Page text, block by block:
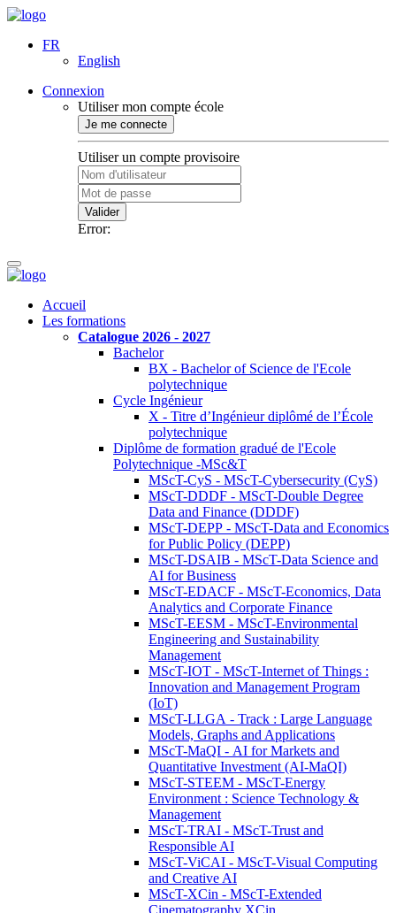
FR
English
Connexion
Utiliser mon compte école
Je me connecte
Utiliser un compte provisoire
Valider
Error:
Accueil
Les formations
Catalogue 2026 - 2027
Bachelor
BX - Bachelor of Science de l'Ecole
polytechnique
Cycle Ingénieur
X - Titre d’Ingénieur diplômé de l’École
polytechnique
Diplôme de formation gradué de l'Ecole
Polytechnique -MSc&T
MScT-CyS - MScT-Cybersecurity (CyS)
MScT-DDDF - MScT-Double Degree
Data and Finance (DDDF)
MScT-DEPP - MScT-Data and Economics
for Public Policy (DEPP)
MScT-DSAIB - MScT-Data Science and
AI for Business
MScT-EDACF - MScT-Economics, Data
Analytics and Corporate Finance
MScT-EESM - MScT-Environmental
Engineering and Sustainability
Management
MScT-IOT - MScT-Internet of Things :
Innovation and Management Program
(IoT)
MScT-LLGA - Track : Large Language
Models, Graphs and Applications
MScT-MaQI - AI for Markets and
Quantitative Investment (AI-MaQI)
MScT-STEEM - MScT-Energy
Environment : Science Technology &
Management
MScT-TRAI - MScT-Trust and
Responsible AI
MScT-ViCAI - MScT-Visual Computing
and Creative AI
MScT-XCin - MScT-Extended
Cinematography XCin